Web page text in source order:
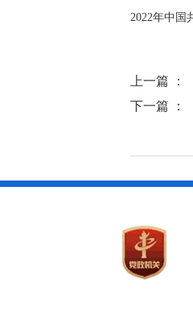
2022年中国
上一篇 ：
下一篇 ：